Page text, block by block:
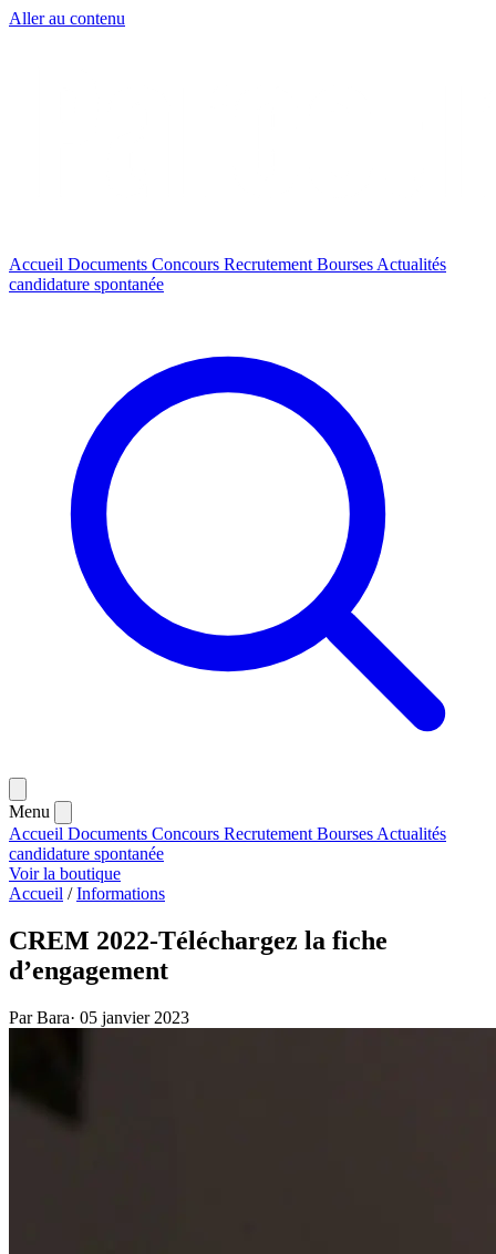
Aller au contenu
Accueil Documents Concours Recrutement Bourses Actualités
candidature spontanée
Menu
Accueil Documents Concours Recrutement Bourses Actualités
candidature spontanée
Voir la boutique
Accueil / Informations
CREM 2022-Téléchargez la fiche
d’engagement
Par Bara· 05 janvier 2023